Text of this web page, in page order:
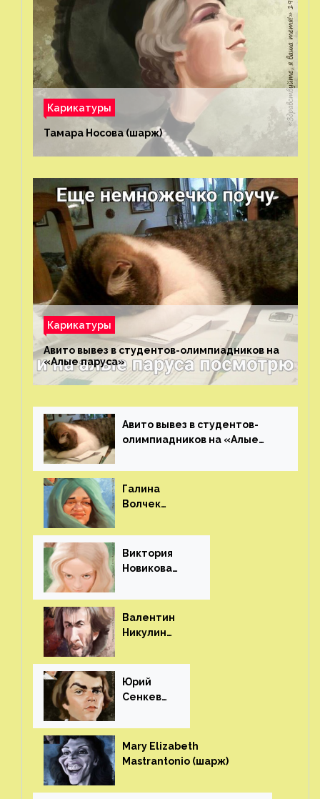
Карикатуры
Тамара Носова (шарж)⁠⁠
Карикатуры
Авито вывез в студентов-олимпиадников на
«Алые паруса»⁠⁠
Авито вывез в студентов-
олимпиадников на «Алые
Галина
Волчек
Виктория
Новикова
Валентин
Никулин
Юрий
Сенкеви
Mary Elizabeth
Mastrantonio (шарж)⁠⁠